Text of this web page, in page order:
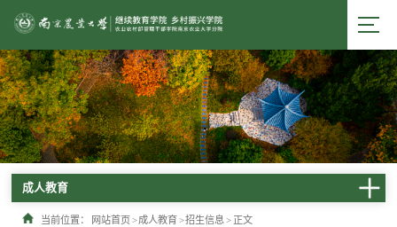
成人教育
当前位置： 网站首页 > 成人教育 >招生信息 > 正文